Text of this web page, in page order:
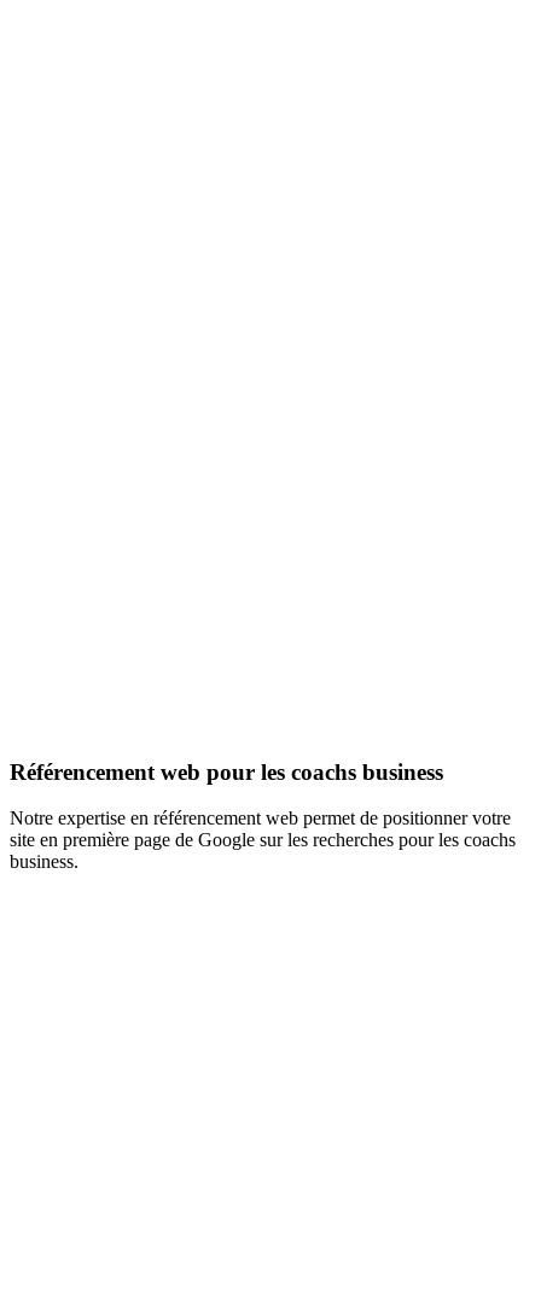
Référencement web pour les coachs business
Notre expertise en référencement web permet de positionner votre
site en première page de Google sur les recherches pour les coachs
business.